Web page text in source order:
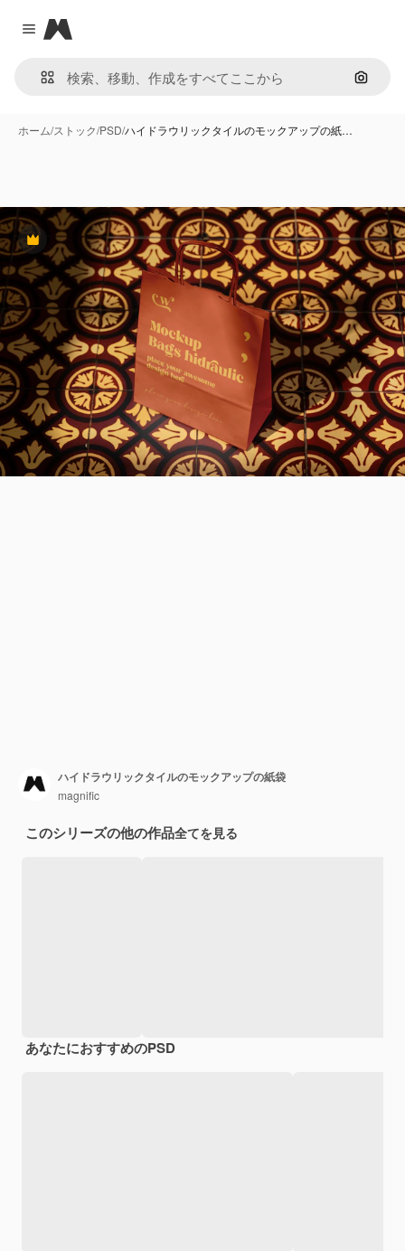
Close menu
Magnific
画像で
ホーム/ストック/PSD/ハイドラウリックタイルのモックアップの紙…
Premium
ハイドラウリックタイルのモックアップの紙袋
magnific
このシリーズの他の作品全てを見る
あなたにおすすめのPSD